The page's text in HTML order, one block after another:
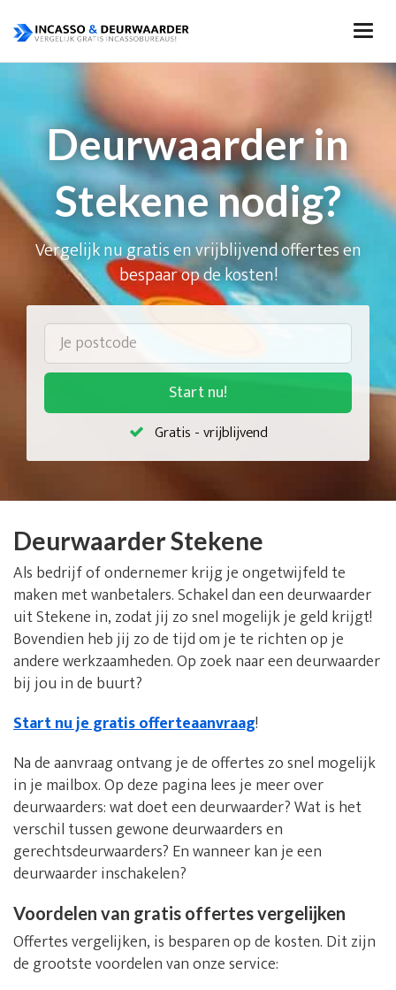
Deurwaarder in
Stekene nodig?
Vergelijk nu gratis en vrijblijvend offertes en
bespaar op de kosten!
Start nu!
Gratis - vrijblijvend
Deurwaarder Stekene
Als bedrijf of ondernemer krijg je ongetwijfeld te
maken met wanbetalers. Schakel dan een deurwaarder
uit Stekene in, zodat jij zo snel mogelijk je geld krijgt!
Bovendien heb jij zo de tijd om je te richten op je
andere werkzaamheden. Op zoek naar een deurwaarder
bij jou in de buurt?
Start nu je gratis offerteaanvraag!
Na de aanvraag ontvang je de offertes zo snel mogelijk
in je mailbox. Op deze pagina lees je meer over
deurwaarders: wat doet een deurwaarder? Wat is het
verschil tussen gewone deurwaarders en
gerechtsdeurwaarders? En wanneer kan je een
deurwaarder inschakelen?
Voordelen van gratis offertes vergelijken
Offertes vergelijken, is besparen op de kosten. Dit zijn
de grootste voordelen van onze service: